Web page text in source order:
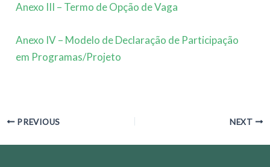
Anexo III – Termo de Opção de Vaga
Anexo IV – Modelo de Declaração de Participação
em Programas/Projeto
Post
PREVIOUS NEXT